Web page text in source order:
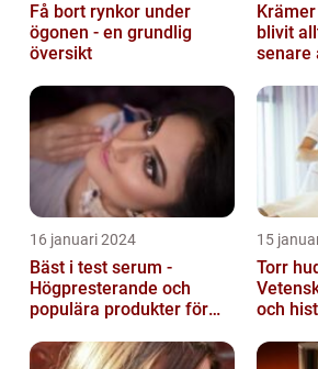
Få bort rynkor under
ögonen - en grundlig
översikt
blivit
senare
lösni...
16 januari 2024
Bäst i test serum -
Högpresterande och
populära produkter för
15
Torr
och